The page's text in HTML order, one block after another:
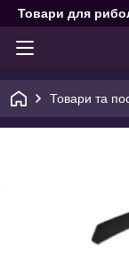
Товари для
Товари та